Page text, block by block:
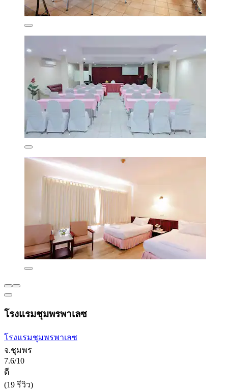
โรงแรมชุมพรพาเลซ
โรงแรมชุมพรพาเลซ
จ.ชุมพร
7.6/10
ดี
(19 รีวิว)